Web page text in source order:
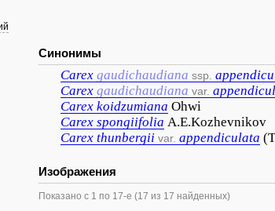
Синонимы
Carex gaudichaudiana ssp.
Carex gaudichaudiana var.
Carex koidzumiana Ohwi
Carex spongiifolia A.E.Kozhevnikov
Carex thunbergii var. appendiculata
Изображения
Показано с 1 по 17-е (17 из 17 найденных)